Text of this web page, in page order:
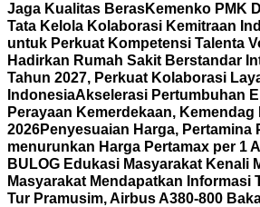
Jaga Kualitas BerasKemenko PMK
Tata Kelola Kolaborasi Kemitraan
untuk Perkuat Kompetensi Talenta
Hadirkan Rumah Sakit Berstandar
Tahun 2027, Perkuat Kolaborasi
IndonesiaAkselerasi Pertumbuhan
Perayaan Kemerdekaan,
2026Penyesuaian Harga, Pertamina
menurunkan Harga Pertamax per 1
BULOG Edukasi Masyarakat Kenali
Masyarakat Mendapatkan Informasi
Tur Pramusim, Airbus A380-800